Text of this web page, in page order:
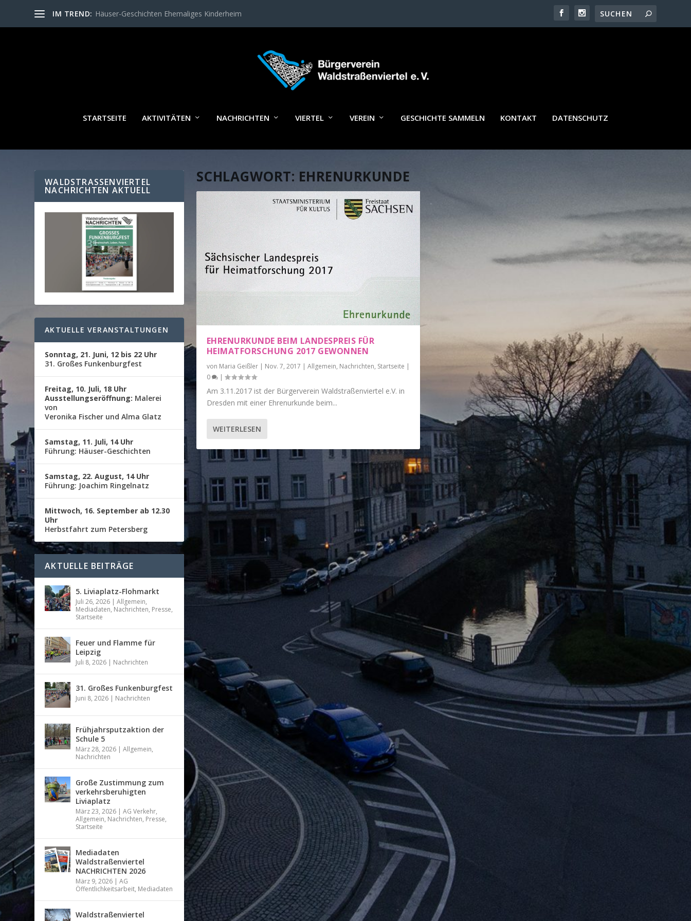
IM TREND: Häuser-Geschichten Ehemaliges Kinderheim
STARTSEITE AKTIVITÄTEN NACHRICHTEN VIERTEL VEREIN GESCHICHTE SAMMELN KONTAKT DATENSCHUTZ
SCHLAGWORT: EHRENURKUNDE
EHRENURKUNDE BEIM LANDESPREIS FÜR
HEIMATFORSCHUNG 2017 GEWONNEN
von Maria Geißler| Nov. 7, 2017 | Allgemein, Nachrichten, Startseite |
0
|
Am 3.11.2017 ist der Bürgerverein Waldstraßenviertel e.V. in
Dresden mit einer Ehrenurkunde beim...
WEITERLESEN
WALDSTRASSENVIERTEL N
ACHRICHTEN AKTUELL
AKTUELLE VERANSTALTUNGEN
Sonntag, 21. Juni, 12 bis 22 Uhr
31. Großes Funkenburgfest
Freitag, 10. Juli, 18 Uhr
Ausstellungseröffnung: Malerei
von
Veronika Fischer und Alma Glatz
Samstag, 11. Juli, 14 Uhr
Führung: Häuser-Geschichten
Samstag, 22. August, 14 Uhr
Führung: Joachim Ringelnatz
Mittwoch, 16. September ab 12.30
Uhr
Herbstfahrt zum Petersberg
AKTUELLE BEITRÄGE
5. Liviaplatz-Flohmarkt
Juli 26, 2026 |Allgemein,
Mediadaten, Nachrichten, Presse,
Startseite
Feuer und Flamme für
Leipzig
Juli 8, 2026 | Nachrichten
31. Großes Funkenburgfest
Juni 8, 2026 | Nachrichten
Frühjahrsputzaktion der
Schule 5
März 28, 2026 |Allgemein,
Nachrichten
Große Zustimmung zum
verkehrsberuhigten
Liviaplatz
März 23, 2026 |AG Verkehr,
Allgemein, Nachrichten, Presse,
Startseite
Mediadaten
Waldstraßenviertel
NACHRICHTEN 2026
März 9, 2026 |AG
Öffentlichkeitsarbeit, Mediadaten
Waldstraßenviertel